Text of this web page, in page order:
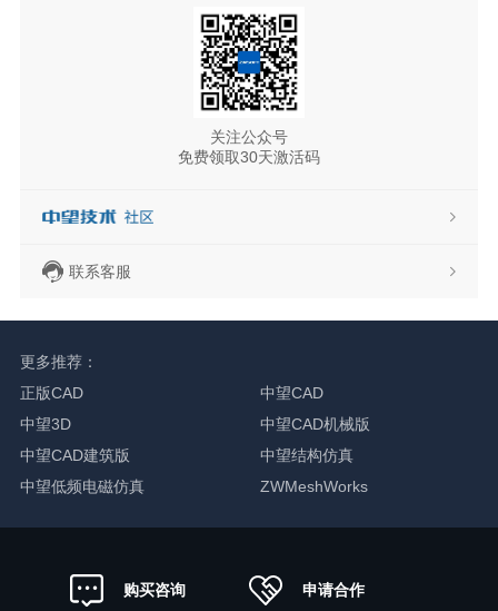
关注公众号
免费领取30天激活码
联系客服
更多推荐：
正版CAD
中望CAD
中望3D
中望CAD机械版
中望CAD建筑版
中望结构仿真
中望低频电磁仿真
ZWMeshWorks
购买咨询 申请合作